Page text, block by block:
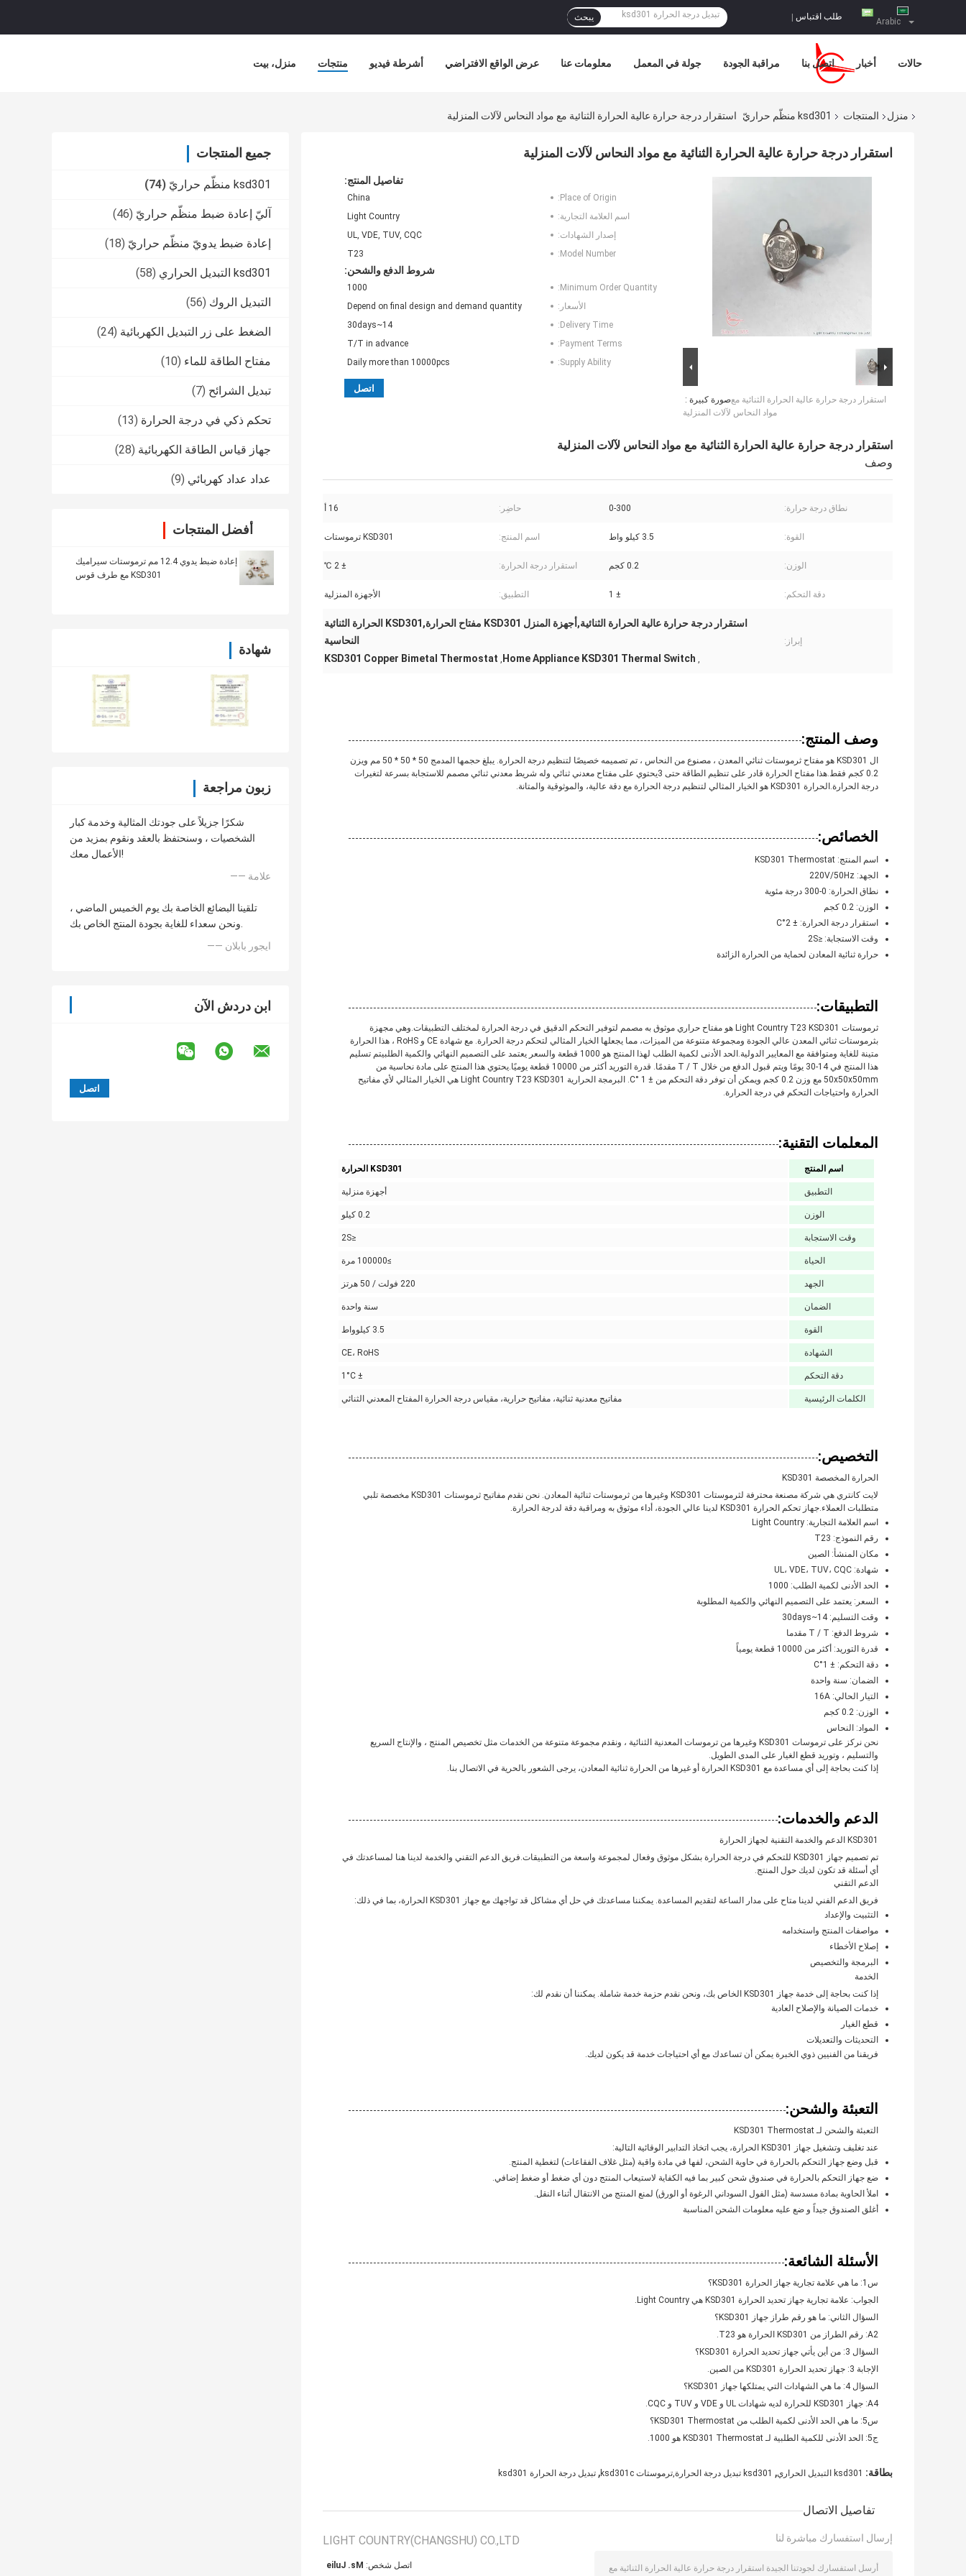
Arabic طلب اقتباس يبحث
منزل، بيت منتجات أشرطة فيديو عرض الواقع الافتراضي معلومات عنا جولة في المعمل مراقبة الجودة اتصل بنا أخبار حالات
منزل المنتجات ksd301 منظّم حراريّ استقرار درجة حرارة عالية الحرارة الثنائية مع مواد النحاس لآلات المنزلية
جميع المنتجات
ksd301 منظّم حراريّ (74)
آليّ إعادة ضبط منظّم حراريّ (46)
إعادة ضبط يدويّ منظّم حراريّ (18)
ksd301 التبديل الحراري (58)
التبديل الروك (56)
الضغط على زر التبديل الكهربائية (24)
مفتاح الطاقة للماء (10)
تبديل الشرائح (7)
تحكم ذكي في درجة الحرارة (13)
جهاز قياس الطاقة الكهربائية (28)
عداد عداد كهربائي (9)
أفضل المنتجات
إعادة ضبط يدوي 12.4 مم ترموستات سيراميك
KSD301 مع طرف قوس
شهادة
زبون مراجعة
شكرًا جزيلاً على جودتك المثالية وخدمة كبار
الشخصيات ، وسنحتفظ بالعقد ونقوم بمزيد من
الأعمال معك!
—— علامة
تلقينا البضائع الخاصة بك يوم الخميس الماضي ،
ونحن سعداء للغاية بجودة المنتج الخاص بك.
—— ايجور بابلان
ابن دردش الآن
استقرار درجة حرارة عالية الحرارة الثنائية مع مواد النحاس لآلات المنزلية
صورة كبيرة :استقرار درجة حرارة عالية الحرارة الثنائية مع
مواد النحاس لآلات المنزلية
تفاصيل المنتج:
Place of Origin:
China
اسم العلامة التجارية:
Light Country
إصدار الشهادات:
UL, VDE, TUV, CQC
Model Number:
T23
شروط الدفع والشحن:
Minimum Order Quantity:
1000
الأسعار:
Depend on final design and demand quantity
Delivery Time:
14~30days
Payment Terms:
T/T in advance
Supply Ability:
Daily more than 10000pcs
اتصل
استقرار درجة حرارة عالية الحرارة الثنائية مع مواد النحاس لآلات المنزلية
وصف
نطاق درجة حرارة: 0-300 حاضِر: 16 أ
القوة: 3.5 كيلو واط اسم المنتج: KSD301 ترموستات
الوزن: 0.2 كجم استقرار درجة الحرارة: ± 2 ℃
دقة التحكم: ± 1 التطبيق: الأجهزة المنزلية
إبراز:
استقرار درجة حرارة عالية الحرارة الثنائية,أجهزة المنزل KSD301 مفتاح الحرارة,KSD301 الحرارة الثنائية
النحاسية
,
Home Appliance KSD301 Thermal Switch
,
KSD301 Copper Bimetal Thermostat
وصف المنتج:
ال KSD301 هو مفتاح ثرموستات ثنائي المعدن ، مصنوع من النحاس ، تم تصميمه خصيصًا لتنظيم درجة الحرارة. يبلغ حجمها المدمج 50 * 50 * 50 مم ويزن
0.2 كجم فقط.هذا مفتاح الحرارة قادر على تنظيم الطاقة حتى 3يحتوي على مفتاح معدني ثنائي وله شريط معدني ثنائي مصمم للاستجابة بسرعة لتغيرات
درجة الحرارة.الحرارة KSD301 هو الخيار المثالي لتنظيم درجة الحرارة مع دقة عالية، والموثوقية والمتانة.
الخصائص:
اسم المنتج: KSD301 Thermostat
الجهد: 220V/50Hz
نطاق الحرارة: 0-300 درجة مئوية
الوزن: 0.2 كجم
استقرار درجة الحرارة: ± 2°C
وقت الاستجابة: ≤2S
حرارة ثنائية المعادن لحماية من الحرارة الزائدة
التطبيقات:
ثرموستات Light Country T23 KSD301 هو مفتاح حراري موثوق به مصمم لتوفير التحكم الدقيق في درجة الحرارة لمختلف التطبيقات.وهي مجهزة
بثرموستات ثنائي المعدن عالي الجودة ومجموعة متنوعة من الميزات، مما يجعلها الخيار المثالي لتحكم درجة الحرارة. مع شهادة CE و RoHS ، هذا الحرارة
متينة للغاية ومتوافقة مع المعايير الدولية.الحد الأدنى لكمية الطلب لهذا المنتج هو 1000 قطعة والسعر يعتمد على التصميم النهائي والكمية الطلبيتم تسليم
هذا المنتج في 14-30 يومًا ويتم قبول الدفع من خلال T / T مقدمًا. قدرة التوريد أكثر من 10000 قطعة يوميًا.يحتوي هذا المنتج على مادة نحاسية من
50x50x50mm مع وزن 0.2 كجم ويمكن أن توفر دقة التحكم من ± 1 °C. البرمجة الحرارية Light Country T23 KSD301 هي الخيار المثالي لأي مفاتيح
الحرارة واحتياجات التحكم في درجة الحرارة.
المعلمات التقنية:
اسم المنتج KSD301 الحرارة
التطبيق أجهزة منزلية
الوزن 0.2 كيلو
وقت الاستجابة ≤2S
الحياة ≥100000 مرة
الجهد 220 فولت / 50 هرتز
الضمان سنة واحدة
القوة 3.5 كيلوواط
الشهادة CE، RoHS
دقة التحكم ± 1°C
الكلمات الرئيسية مفاتيح معدنية ثنائية، مفاتيح حرارية، مقياس درجة الحرارة المفتاح المعدني الثنائي
التخصيص:
الحرارة المخصصة KSD301
لايت كانتري هي شركة مصنعة محترفة لثرموستات KSD301 وغيرها من ثرموستات ثنائية المعادن. نحن نقدم مفاتيح ثرموستات KSD301 مخصصة تلبي
متطلبات العملاء.جهاز تحكم الحرارة KSD301 لدينا عالي الجودة، أداء موثوق به ومراقبة دقة لدرجة الحرارة.
اسم العلامة التجارية: Light Country
رقم النموذج: T23
مكان المنشأ: الصين
شهادة: UL، VDE، TUV، CQC
الحد الأدنى لكمية الطلب: 1000
السعر: يعتمد على التصميم النهائي والكمية المطلوبة
وقت التسليم: 14~30days
شروط الدفع: T / T مقدما
قدرة التوريد: أكثر من 10000 قطعة يومياً
دقة التحكم: ± 1°C
الضمان: سنة واحدة
التيار الحالي: 16A
الوزن: 0.2 كجم
المواد: النحاس
نحن نركز على ترموسات KSD301 وغيرها من ترموسات المعدنية الثنائية ، ونقدم مجموعة متنوعة من الخدمات مثل تخصيص المنتج ، والإنتاج السريع
والتسليم ، وتوريد قطع الغيار على المدى الطويل.
إذا كنت بحاجة إلى أي مساعدة مع KSD301 الحرارة أو غيرها من الحرارة ثنائية المعادن، يرجى الشعور بالحرية في الاتصال بنا.
الدعم والخدمات:
KSD301 الدعم والخدمة التقنية لجهاز الحرارة
تم تصميم جهاز KSD301 للتحكم في درجة الحرارة بشكل موثوق وفعال لمجموعة واسعة من التطبيقات.فريق الدعم التقني والخدمة لدينا هنا لمساعدتك في
أي أسئلة قد تكون لديك حول المنتج.
الدعم التقني
فريق الدعم الفني لدينا متاح على مدار الساعة لتقديم المساعدة. يمكننا مساعدتك في حل أي مشاكل قد تواجهك مع جهاز KSD301 الحرارة، بما في ذلك:
التثبيت والإعداد
مواصفات المنتج واستخدامه
إصلاح الأخطاء
البرمجة والتخصيص
الخدمة
إذا كنت بحاجة إلى خدمة جهاز KSD301 الخاص بك، ونحن نقدم حزمة خدمة شاملة. يمكننا أن نقدم لك:
خدمات الصيانة والإصلاح العادية
قطع الغيار
التحديثات والتعديلات
فريقنا من الفنيين ذوي الخبرة يمكن أن تساعدك مع أي احتياجات خدمة قد يكون لديك.
التعبئة والشحن:
التعبئة والشحن لـ KSD301 Thermostat
عند تغليف وتشغيل جهاز KSD301 الحرارة، يجب اتخاذ التدابير الوقائية التالية:
قبل وضع جهاز التحكم بالحرارة في حاوية الشحن، لفها في مادة واقية (مثل غلاف الفقاعات) لتغطية المنتج.
ضع جهاز التحكم بالحرارة في صندوق شحن كبير بما فيه الكفاية لاستيعاب المنتج دون أي ضغط أو ضغط إضافي.
املأ الحاوية بمادة مسدسة (مثل الفول السوداني الرغوة أو الورق) لمنع المنتج من الانتقال أثناء النقل.
أغلق الصندوق جيداً و ضع عليه معلومات الشحن المناسبة
الأسئلة الشائعة:
س1: ما هي علامة تجارية جهاز الحرارة KSD301؟
الجواب: علامة تجارية جهاز تحديد الحرارة KSD301 هي Light Country.
السؤال الثاني: ما هو رقم طراز جهاز KSD301؟
A2: رقم الطراز من KSD301 الحرارة هو T23.
السؤال 3: من أين يأتي جهاز تحديد الحرارة KSD301؟
الإجابة 3: جهاز تحديد الحرارة KSD301 من الصين.
السؤال 4: ما هي الشهادات التي يمتلكها جهاز KSD301؟
A4: جهاز KSD301 للحرارة لديه شهادات UL و VDE و TUV و CQC.
س5: ما هي الحد الأدنى لكمية الطلب من KSD301 Thermostat؟
ج5: الحد الأدنى للكمية الطلبية لـ KSD301 Thermostat هو 1000.
بطاقة: ksd301 التبديل الحراري , ksd301 تبديل درجة الحرارة,ترموستات ksd301c , تبديل درجة الحرارة ksd301
تفاصيل الاتصال
LIGHT COUNTRY(CHANGSHU) CO.,LTD
اتصل شخص: Ms. Julie
إرسال استفسارك مباشرة لنا